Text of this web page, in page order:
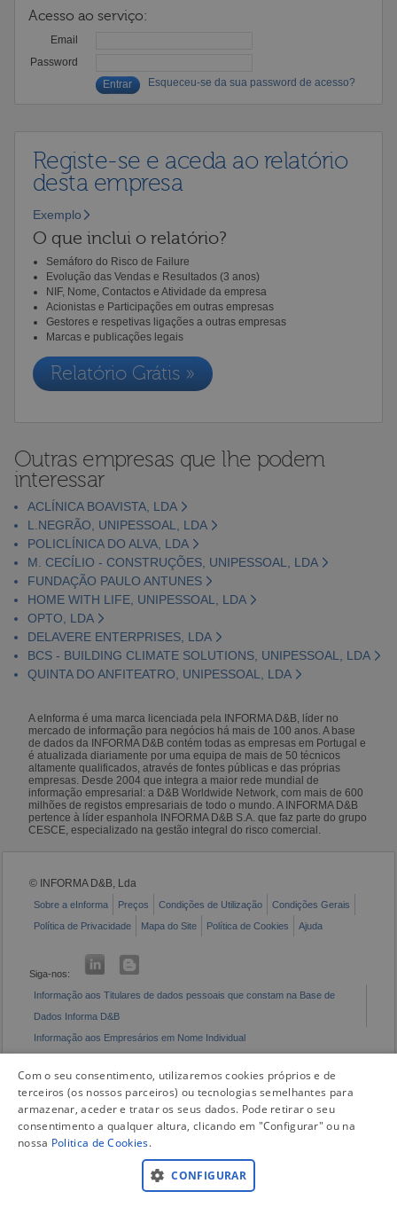
Acesso ao serviço:
Email
Password
Esqueceu-se da sua password de acesso?
Registe-se e aceda ao relatório
desta empresa
Exemplo
O que inclui o relatório?
Semáforo do Risco de Failure
Evolução das Vendas e Resultados (3 anos)
NIF, Nome, Contactos e Atividade da empresa
Acionistas e Participações em outras empresas
Gestores e respetivas ligações a outras empresas
Marcas e publicações legais
Relatório Grátis »
Outras empresas que lhe podem
interessar
ACLÍNICA BOAVISTA, LDA
L.NEGRÃO, UNIPESSOAL, LDA
POLICLÍNICA DO ALVA, LDA
M. CECÍLIO - CONSTRUÇÕES, UNIPESSOAL, LDA
FUNDAÇÃO PAULO ANTUNES
HOME WITH LIFE, UNIPESSOAL, LDA
OPTO, LDA
DELAVERE ENTERPRISES, LDA
BCS - BUILDING CLIMATE SOLUTIONS, UNIPESSOAL, LDA
QUINTA DO ANFITEATRO, UNIPESSOAL, LDA
A eInforma é uma marca licenciada pela INFORMA D&B, líder no
mercado de informação para negócios há mais de 100 anos. A base
de dados da INFORMA D&B contém todas as empresas em Portugal e
é atualizada diariamente por uma equipa de mais de 50 técnicos
altamente qualificados, através de fontes públicas e das próprias
empresas. Desde 2004 que integra a maior rede mundial de
informação empresarial: a D&B Worldwide Network, com mais de 600
milhões de registos empresariais de todo o mundo. A INFORMA D&B
pertence à líder espanhola INFORMA D&B S.A. que faz parte do grupo
CESCE, especializado na gestão integral do risco comercial.
© INFORMA D&B, Lda
Sobre a eInforma Preços Condições de Utilização
Condições Gerais
Política de Privacidade
Mapa do Site Política de Cookies Ajuda
Siga-nos:
Informação aos Titulares de dados pessoais que constam na Base de
Dados Informa D&B
Informação aos Empresários em Nome Individual
Com o seu consentimento, utilizaremos cookies próprios e de
terceiros (os nossos parceiros) ou tecnologias semelhantes para
armazenar, aceder e tratar os seus dados. Pode retirar o seu
consentimento a qualquer altura, clicando em "Configurar" ou na
nossa Politica de Cookies.
CONFIGURAR